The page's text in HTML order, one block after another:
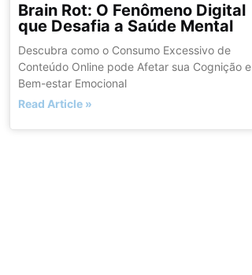
Brain Rot: O Fenômeno Digital
que Desafia a Saúde Mental
Descubra como o Consumo Excessivo de
Conteúdo Online pode Afetar sua Cognição e
Bem-estar Emocional
Read Article »